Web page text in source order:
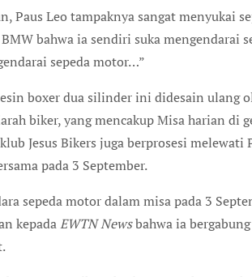
Paus Leo tampaknya sangat menyukai
bahwa ia sendiri suka mengendarai
sepeda motor…”
boxer dua silinder ini didesain ulang
biker, yang mencakup Misa harian di
Jesus Bikers juga berprosesi
pada 3 September.
sepeda motor dalam misa pada 3
kepadaEWTN Newsbahwa ia